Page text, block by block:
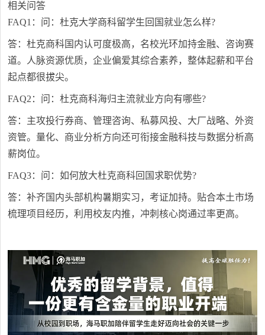
相关问答
FAQ1：问：杜克大学商科留学生回国就业怎么样?
答：杜克商科国内认可度极高，名校光环加持金融、咨询赛
道。人脉资源优质，企业偏爱其综合素养，整体起薪和平台
起点都很拔尖。
FAQ2：问：杜克商科海归主流就业方向有哪些?
答：主攻投行券商、管理咨询、私募风投、大厂战略、外资
资管。量化、商业分析方向还可衔接金融科技与数据分析高
薪岗位。
FAQ3：问：如何放大杜克商科回国求职优势?
答：补齐国内头部机构暑期实习，考证加持。贴合本土市场
梳理项目经历，利用校友内推，冲刺核心岗通过率更高。